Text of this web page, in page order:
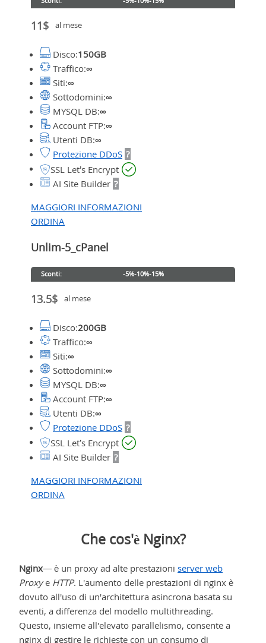
11$ al mese
Disco:150GB
Traffico:∞
Siti:∞
Sottodomini:∞
MYSQL DB:∞
Account FTP:∞
Utenti DB:∞
Protezione DDoS ?
SSL Let’s Encrypt
AI Site Builder ?
MAGGIORI INFORMAZIONI
ORDINA
Unlim-5_cPanel
Sconti: -5%-10%-15%
13.5$ al mese
Disco:200GB
Traffico:∞
Siti:∞
Sottodomini:∞
MYSQL DB:∞
Account FTP:∞
Utenti DB:∞
Protezione DDoS ?
SSL Let’s Encrypt
AI Site Builder ?
MAGGIORI INFORMAZIONI
ORDINA
Che cos'è Nginx?
Nginx— è un proxy ad alte prestazioni server web
Proxye HTTP. L'aumento delle prestazioni di nginx è
dovuto all'uso di un'architettura asincrona basata su
eventi, a differenza del modello multithreading.
Questo, insieme all'elevato parallelismo, consente a
nginx di gestire le richieste con un consumo di